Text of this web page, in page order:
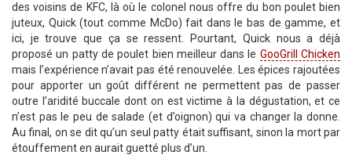
des voisins de KFC, là où le colonel nous offre du bon poulet bien
juteux, Quick (tout comme McDo) fait dans le bas de gamme, et
ici, je trouve que ça se ressent. Pourtant, Quick nous a déjà
proposé un patty de poulet bien meilleur dans le GooGrill Chicken
mais l’expérience n’avait pas été renouvelée. Les épices rajoutées
pour apporter un goût différent ne permettent pas de passer
outre l’aridité buccale dont on est victime à la dégustation, et ce
n’est pas le peu de salade (et d’oignon) qui va changer la donne.
Au final, on se dit qu’un seul patty était suffisant, sinon la mort par
étouffement en aurait guetté plus d’un.